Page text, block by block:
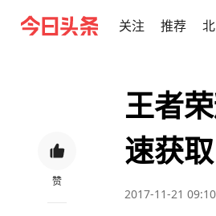
关注 推荐
赞
王者
速获取
2017-11-21 09:10